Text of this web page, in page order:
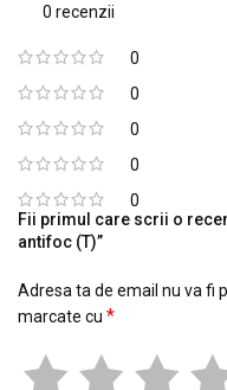
0 recenzii
0
0
0
0
0
Fii primul care scrii o
antifoc (T)”
Adresa ta de email nu va fi
marcate cu *